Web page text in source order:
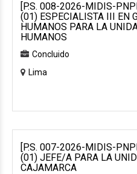
[P.S. 008-2026-MIDIS-
(01) ESPECIALISTA III EN
HUMANOS PARA LA
HUMANOS
Concluido
Lima
[P.S. 007-2026-MIDIS-
(01) JEFE/A PARA LA
CAJAMARCA